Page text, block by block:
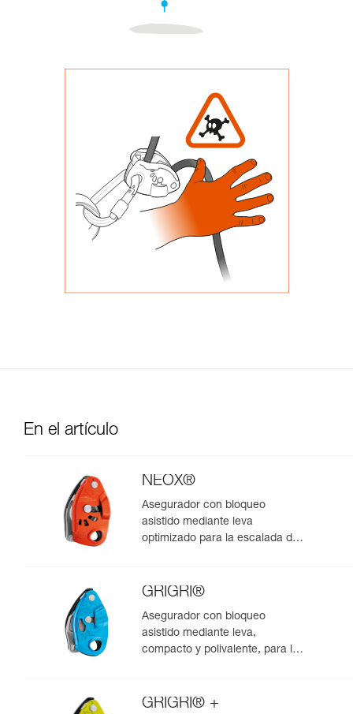
En el artículo
NEOX®
Asegurador con bloqueo
asistido mediante leva
optimizado para la escalada de
GRIGRI®
Asegurador con bloqueo
asistido mediante leva,
compacto y polivalente, para la
GRIGRI® +